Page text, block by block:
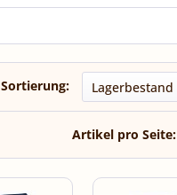
Sortierung:
Artikel pro Seite: